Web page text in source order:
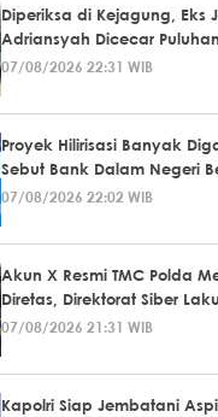
Diperiksa di Kejagung, Eks
Adriansyah Dicecar
07/08/2026 22:31 WIB
Proyek Hilirisasi Banyak
Sebut Bank Dalam Negeri
07/08/2026 22:02 WIB
Akun X Resmi TMC Polda
Diretas, Direktorat Siber
07/08/2026 21:31 WIB
Kapolri Siap Jembatani